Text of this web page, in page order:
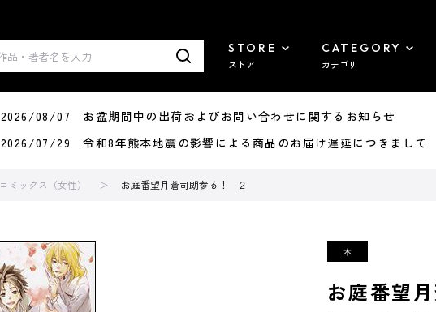
STORE
ストア
CATEGORY
カテゴリ
2026/08/07 お盆期間中の出荷およびお問い合わせに関するお知らせ
2026/07/29 令和8年熊本地震の影響による商品のお届け遅延につきまして
コミックス（女性） お庭番望月蒼司朗参る！ ２
お庭番望